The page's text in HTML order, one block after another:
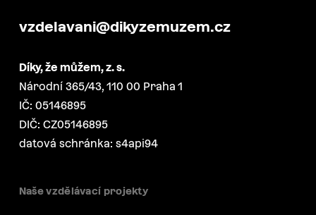
vzdelavani@dikyzemuzem.cz
Díky, že můžem, z. s.
Národní 365/43, 110 00 Praha 1
IČ: 05146895
DIČ: CZ05146895
datová schránka: s4api94
Naše vzdělávací projekty